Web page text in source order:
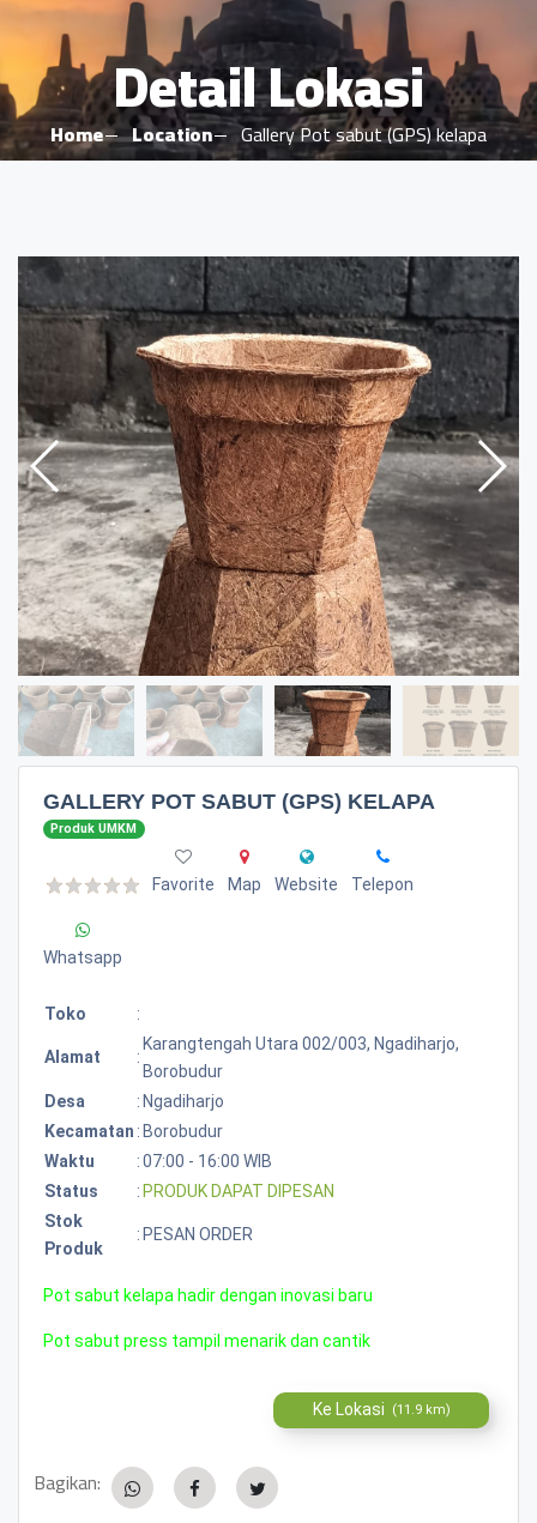
Detail Lokasi
Home Location Gallery Pot sabut (GPS) kelapa
GALLERY POT SABUT (GPS) KELAPA
Produk UMKM
Favorite Map Website Telepon
Whatsapp
Toko :
Alamat :
Karangtengah Utara 002/003, Ngadiharjo,
Borobudur
Desa
: Ngadiharjo
Kecamatan : Borobudur
Waktu
:07:00 - 16:00 WIB
Status
: PRODUK DAPAT DIPESAN
Stok
Produk
: PESAN ORDER
Pot sabut kelapa hadir dengan inovasi baru
Pot sabut press tampil menarik dan cantik
Ke Lokasi (11.9 km)
Bagikan: